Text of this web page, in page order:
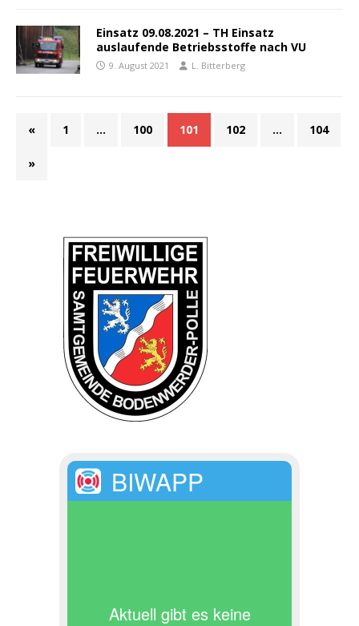
Einsatz 09.08.2021 – TH Einsatz
auslaufende Betriebsstoffe nach VU
9. August 2021 L. Bitterberg
« 1 … 100 101 102 … 104
»
BIWAPP
Aktuell gibt es keine